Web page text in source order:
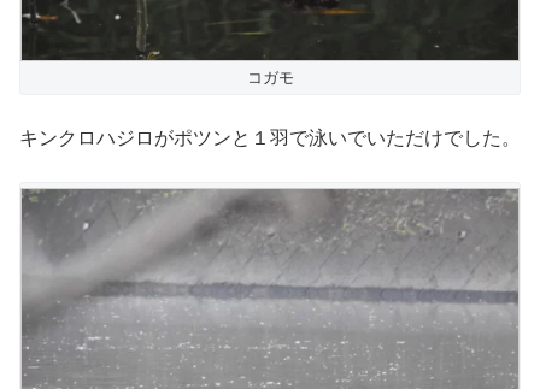
コガモ
キンクロハジロがポツンと１羽で泳いでいただけでした。